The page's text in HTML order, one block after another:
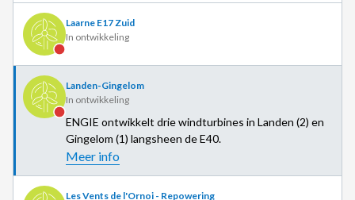
Laarne E17 Zuid
In ontwikkeling
Landen-Gingelom
In ontwikkeling
ENGIE ontwikkelt drie windturbines in Landen (2) en
Gingelom (1) langsheen de E40.
Meer info
Les Vents de l'Ornoi - Repowering